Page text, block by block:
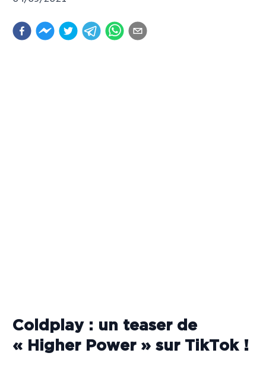
Coldplay : un teaser de
« Higher Power » sur TikTok !